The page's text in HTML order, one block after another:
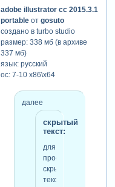
adobe illustrator cc 2015.3.1
portableотgosuto
создано в turbo studio
размер: 338 мб (в архиве
337 мб)
язык: русский
ос: 7-10 x86\x64
далее
скрытый
текст:
для
просмотра
скрытого
текста